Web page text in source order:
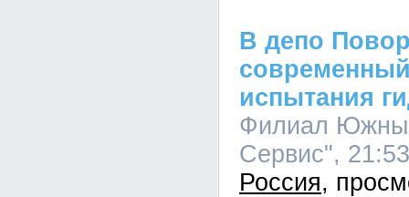
В депо
испытания
Филиал
Сервис",
Россия